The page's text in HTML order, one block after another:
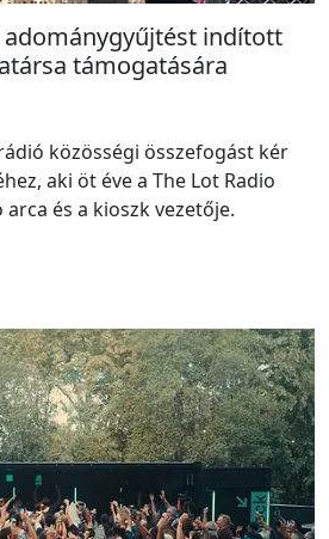
adománygyűjtést indított
támogatására
közösségi összefogást kér
aki öt éve a The Lot Radio
és a kioszk vezetője.